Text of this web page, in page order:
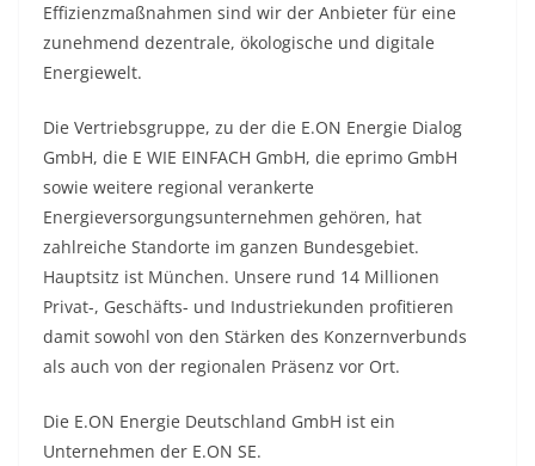
Effizienzmaßnahmen sind wir der Anbieter für eine
zunehmend dezentrale, ökologische und digitale
Energiewelt.
Die Vertriebsgruppe, zu der die E.ON Energie Dialog
GmbH, die E WIE EINFACH GmbH, die eprimo GmbH
sowie weitere regional verankerte
Energieversorgungsunternehmen gehören, hat
zahlreiche Standorte im ganzen Bundesgebiet.
Hauptsitz ist München. Unsere rund 14 Millionen
Privat-, Geschäfts- und Industriekunden profitieren
damit sowohl von den Stärken des Konzernverbunds
als auch von der regionalen Präsenz vor Ort.
Die E.ON Energie Deutschland GmbH ist ein
Unternehmen der E.ON SE.